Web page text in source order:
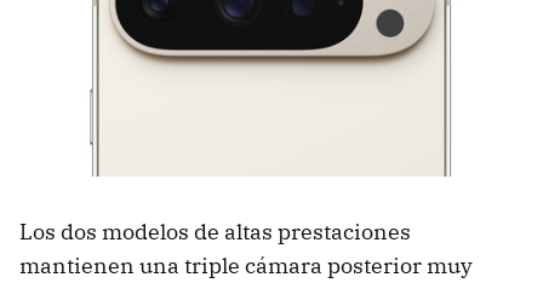
Los dos modelos de altas prestaciones
mantienen una triple cámara posterior muy